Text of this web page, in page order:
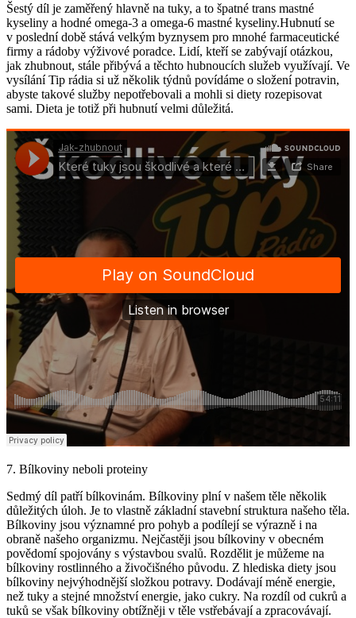
Šestý díl je zaměřený hlavně na tuky, a to špatné trans mastné
kyseliny a hodné omega-3 a omega-6 mastné kyseliny.Hubnutí se
v poslední době stává velkým byznysem pro mnohé farmaceutické
firmy a rádoby výživové poradce. Lidí, kteří se zabývají otázkou,
jak zhubnout, stále přibývá a těchto hubnoucích služeb využívají. Ve
vysílání Tip rádia si už několik týdnů povídáme o složení potravin,
abyste takové služby nepotřebovali a mohli si diety rozepisovat
sami. Dieta je totiž při hubnutí velmi důležitá.
7. Bílkoviny neboli proteiny
Sedmý díl patří bílkovinám. Bílkoviny plní v našem těle několik
důležitých úloh. Je to vlastně základní stavební struktura našeho těla.
Bílkoviny jsou významné pro pohyb a podílejí se výrazně i na
obraně našeho organizmu. Nejčastěji jsou bílkoviny v obecném
povědomí spojovány s výstavbou svalů. Rozdělit je můžeme na
bílkoviny rostlinného a živočišného původu. Z hlediska diety jsou
bílkoviny nejvýhodnější složkou potravy. Dodávají méně energie,
než tuky a stejné množství energie, jako cukry. Na rozdíl od cukrů a
tuků se však bílkoviny obtížněji v těle vstřebávají a zpracovávají.